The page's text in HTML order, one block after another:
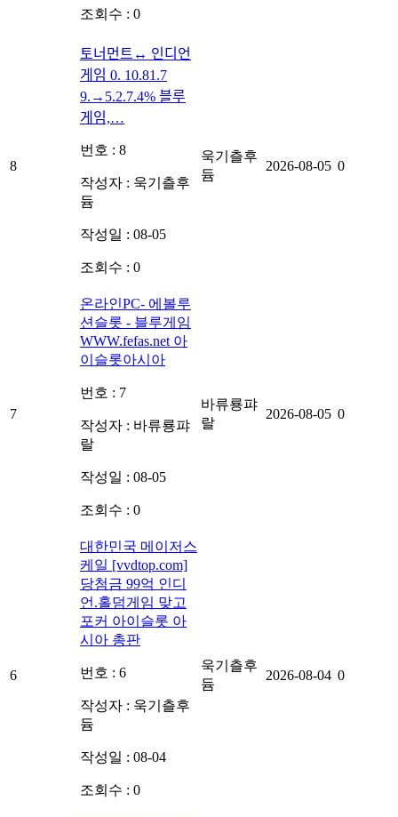
조회수 : 0
8
토너먼트↔ 인디언
게임 0. 10.81.7
9.→5.2.7.4% 블루
게임,…
번호 : 8
작성자 : 욱기츨후
듐
작성일 : 08-05
조회수 : 0
욱기츨후
듐
2026-08-05 0
7
온라인PC- 에볼루
션슬롯 - 블루게임
WWW.fefas.net 아
이슬롯아시아
번호 : 7
작성자 : 바류룡퍄
랄
작성일 : 08-05
조회수 : 0
바류룡퍄
랄
2026-08-05 0
6
대한민국 메이저스
케일 [vvdtop.com]
당첨금 99억 인디
언.홀덤게임 맞고
포커 아이슬롯 아
시아 총판
번호 : 6
작성자 : 욱기츨후
듐
작성일 : 08-04
조회수 : 0
욱기츨후
듐
2026-08-04 0